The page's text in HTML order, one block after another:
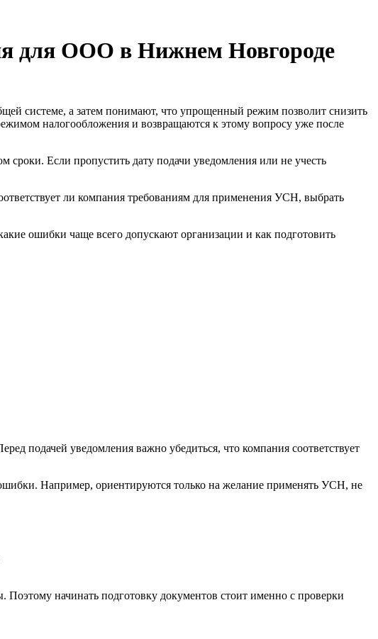
для ООО в Нижнем Новгороде
системе, а затем понимают, что упрощенный режим позволит снизить
налогообложения и возвращаются к этому вопросу уже после
Если пропустить дату подачи уведомления или не учесть
ли компания требованиям для применения УСН, выбрать
ошибки чаще всего допускают организации и как подготовить
подачей уведомления важно убедиться, что компания соответствует
Например, ориентируются только на желание применять УСН, не
начинать подготовку документов стоит именно с проверки